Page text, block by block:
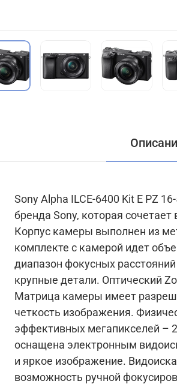
Sony Alpha ILCE-6400 Kit E PZ
бренда Sony, которая
Корпус камеры выполнен из
комплекте с камерой идет
диапазон фокусных
крупные детали. Оптический
Матрица камеры имеет
четкость изображения.
эффективных мегапикселей –
оснащена электронным
и яркое изображение.
возможность ручной фокусировки. Sony Alpha ILCE-6400 Kit E PZ 16-50mm F/3.5-5.6 OSS